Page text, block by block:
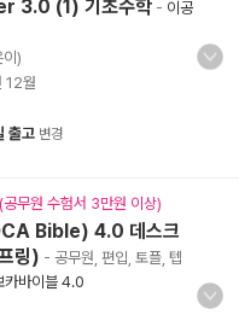
3.0 (1) 기초수학 - 이공
이)
12월
출고 변경
무원 수험서 3만원 이상)
Bible) 4.0 데스크
링) - 공무원, 편입, 토플, 텝
카바이블 4.0